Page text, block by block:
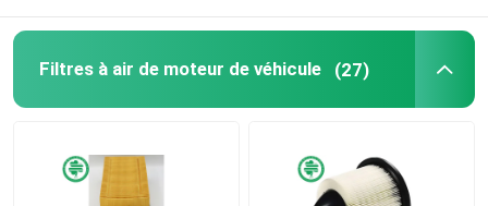
Filtres à air de moteur de véhicule (27)